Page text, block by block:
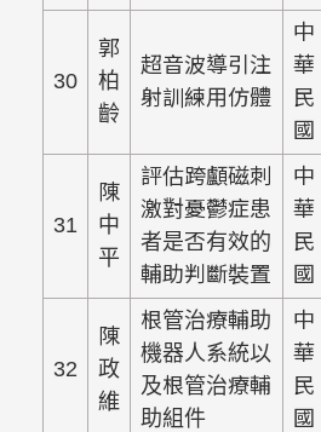
30
郭
柏
齡
超音波導引注
射訓練用仿體
中
華
民
國
31
陳
中
平
評估跨顱磁刺
激對憂鬱症患
者是否有效的
輔助判斷裝置
中
華
民
國
32
陳
政
維
根管治療輔助
機器人系統以
及根管治療輔
助組件
中
華
民
國